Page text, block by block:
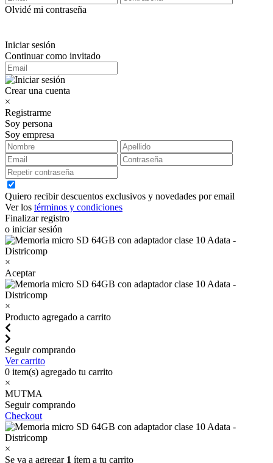
Olvidé mi contraseña
Iniciar sesión
Continuar como invitado
Crear una cuenta
×
Registrarme
Soy persona
Soy empresa
Quiero recibir descuentos exclusivos y novedades por email
Ver los términos y condiciones
Finalizar registro
o iniciar sesión
×
Aceptar
×
Producto agregado a carrito
Seguir comprando
Ver carrito
0 item(s) agregado tu carrito
×
MUTMA
Seguir comprando
Checkout
×
Se va a agregar 1 ítem a tu carrito